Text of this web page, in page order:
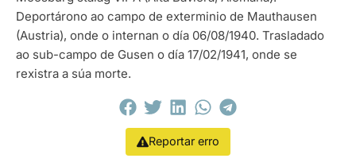
Deportárono ao campo de exterminio de Mauthausen
(Austria), onde o internan o día 06/08/1940. Trasladado
ao sub-campo de Gusen o día 17/02/1941, onde se
rexistra a súa morte.
Reportar erro